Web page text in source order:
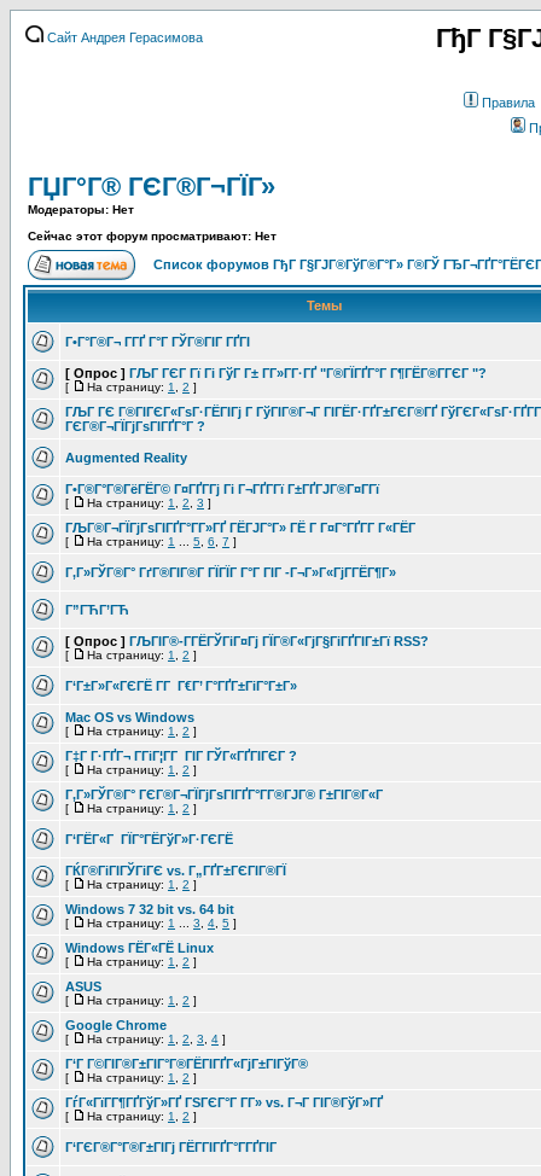
Сайт Андрея Герасимова ГђГ
Правила
ГЏГ°Г® ГЄГ®Г¬ГЇГ»
Модераторы: Нет
Сейчас этот форум просматривают: Нет
Список форумов ГђГ Г§ГЈГ®ГўГ®Г°Г» Г®ГЎ
Темы
Г•Г°Г®Г¬ Г­ГҐ Г°Г ГЎГ®ГІГ ГҐГІ
[ Опрос ] ГЉГ ГЄГ Гї Гі ГўГ Г± Г­Г»Г­Г·ГҐ "Г®ГЇГҐГ°Г Г¶ГЁГ®Г­ГЄГ "?
[ На страницу: 1 2 ]
ГЉГ ГЄ Г®ГІГЄГ«ГѕГ·ГЁГІГј Г ГўГІГ®Г¬Г ГІГЁГ·ГҐГ±ГЄГ®ГҐ
ГЄГ®Г¬ГЇГјГѕГІГҐГ°Г ?
Augmented Reality
Г•Г®Г°Г®ГёГЁГ© Г¤ГҐГ­Гј Гі Г¬ГҐГ­Гї Г±ГҐГЈГ®Г¤Г­Гї
[ На страницу: 1 2 3 ]
ГЉГ®Г¬ГЇГјГѕГІГҐГ°Г­Г»ГҐ ГЁГЈГ°Г» ГЁ Г Г¤Г°ГҐГ­Г Г«ГЁГ­
[ На страницу: 1 5 6 7 ]
Г‚Г»ГЎГ®Г° ГґГ®ГІГ®Г ГЇГЇГ Г°Г ГІГ -Г¬Г»Г«ГјГ­ГЁГ¶Г»
Г”ГЋГ’ГЋ
[ Опрос ] ГЉГІГ®-Г­ГЁГЎГіГ¤Гј ГЇГ®Г«ГјГ§ГіГҐГІГ±Гї RSS?
[ На страницу: 1 2 ]
Г‘Г±Г»Г«ГЄГЁ Г­Г Г€Г’ Г°ГҐГ±ГіГ°Г±Г»
Mac OS vs Windows
[ На страницу: 1 2 ]
Г‡Г Г·ГҐГ¬ Г­ГіГ¦Г­Г ГІГ ГЎГ«ГҐГІГЄГ ?
[ На страницу: 1 2 ]
Г‚Г»ГЎГ®Г° ГЄГ®Г¬ГЇГјГѕГІГҐГ°Г­Г®ГЈГ® Г±ГІГ®Г«Г
[ На страницу: 1 2 ]
Г‘ГЁГ«Г ГЇГ°ГЁГўГ»Г·ГЄГЁ
ГЌГ®ГіГІГЎГіГЄ vs. Г„ГҐГ±ГЄГІГ®ГЇ
[ На страницу: 1 2 ]
Windows 7 32 bit vs. 64 bit
[ На страницу: 1 3 4 5 ]
Windows ГЁГ«ГЁ Linux
[ На страницу: 1 2 ]
ASUS
[ На страницу: 1 2 ]
Google Chrome
[ На страницу: 1 2 3 4 ]
Г‘Г Г©ГІГ®Г±ГІГ°Г®ГЁГІГҐГ«ГјГ±ГІГўГ®
[ На страницу: 1 2 ]
ГѓГ«ГїГ­Г¶ГҐГўГ»ГҐ ГЅГЄГ°Г Г­Г» vs. Г¬Г ГІГ®ГўГ»ГҐ
[ На страницу: 1 2 ]
Г‘ГЄГ®Г°Г®Г±ГІГј ГЁГ­ГІГҐГ°Г­ГҐГІГ